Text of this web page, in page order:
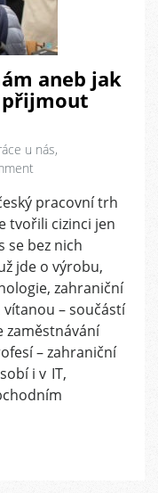
aneb jak
u nás,
přináší
cizinci
firmám
aneb
jak
vysvětlit
šéfovi,
proč
přijmout
cizince
pracovní trh
tvořili cizinci jen
se bez nich
jde o výrobu,
zahraniční
vítanou – součástí
zaměstnávání
– zahraniční
i v IT,